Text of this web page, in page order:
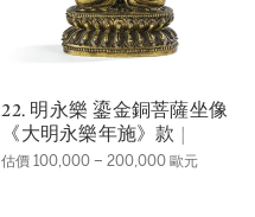
22. 明永樂 鎏金銅菩薩坐像
《大明永樂年施》款 |
估價 100,000 – 200,000 歐元